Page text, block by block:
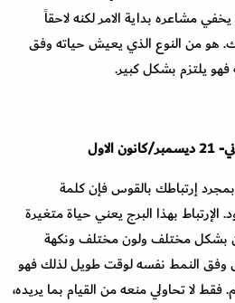
مشاعره بداية الامر لكنه لاحقاً
من النوع الذي يعيش حياته وفق
يلتزم بشكل كبير.
-
21ديسمبر/‪كانونالاول
إرتباطك بالقوس فإن كلمة
بهذا البرج يعني حياة متغيرة
مختلف ولون مختلف ونكهة
وفق النمط نفسه لوقت طويل لذلك فهو
لا تحاولي منعه من القيام بما يريده،